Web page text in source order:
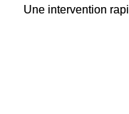
Une intervention